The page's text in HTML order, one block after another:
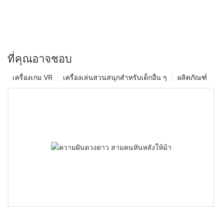
ที่คุณอาจชอบ
ผลิตภัณฑ์
เครื่องเล่นสวนสนุกสำหรับเด็กอื่น ๆ
เครื่องเกม VR